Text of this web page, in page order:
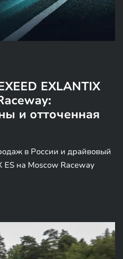
EXLANTIX
и отточенная
в России и драйвовый
ES на Moscow Raceway